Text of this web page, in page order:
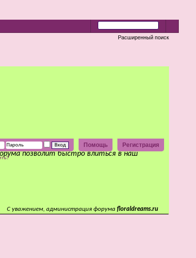
Регистрация
Помощь
Расширенный поиск
позволит быстро влиться в наш
С уважением, администрация форума floraldreams.ru